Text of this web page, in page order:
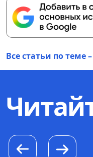
Все статьи по